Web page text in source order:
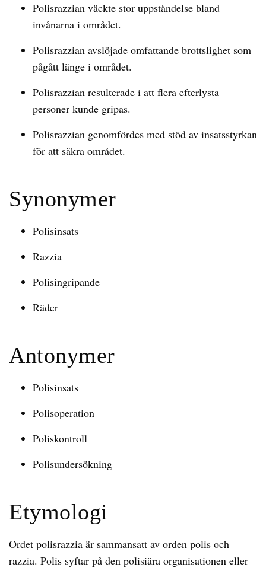
Polisrazzian väckte stor uppståndelse bland
invånarna i området.
Polisrazzian avslöjade omfattande brottslighet som
pågått länge i området.
Polisrazzian resulterade i att flera efterlysta
personer kunde gripas.
Polisrazzian genomfördes med stöd av insatsstyrkan
för att säkra området.
Synonymer
Polisinsats
Razzia
Polisingripande
Räder
Antonymer
Polisinsats
Polisoperation
Poliskontroll
Polisundersökning
Etymologi
Ordet polisrazzia är sammansatt av orden polis och
razzia. Polis syftar på den polisiära organisationen eller